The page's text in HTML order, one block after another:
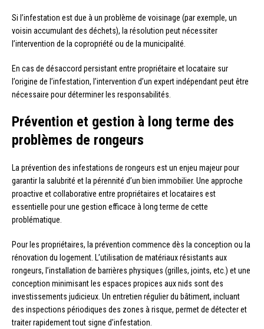
Si l’infestation est due à un problème de voisinage (par exemple, un
voisin accumulant des déchets), la résolution peut nécessiter
l’intervention de la copropriété ou de la municipalité.
En cas de désaccord persistant entre propriétaire et locataire sur
l’origine de l’infestation, l’intervention d’un expert indépendant peut être
nécessaire pour déterminer les responsabilités.
Prévention et gestion à long terme des
problèmes de rongeurs
La prévention des infestations de rongeurs est un enjeu majeur pour
garantir la salubrité et la pérennité d’un bien immobilier. Une approche
proactive et collaborative entre propriétaires et locataires est
essentielle pour une gestion efficace à long terme de cette
problématique.
Pour les propriétaires, la prévention commence dès la conception ou la
rénovation du logement. L’utilisation de matériaux résistants aux
rongeurs, l’installation de barrières physiques (grilles, joints, etc.) et une
conception minimisant les espaces propices aux nids sont des
investissements judicieux. Un entretien régulier du bâtiment, incluant
des inspections périodiques des zones à risque, permet de détecter et
traiter rapidement tout signe d’infestation.